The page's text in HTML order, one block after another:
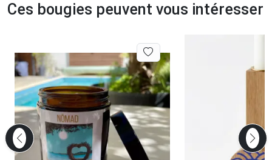
Ces bougies peuvent vous intéresser